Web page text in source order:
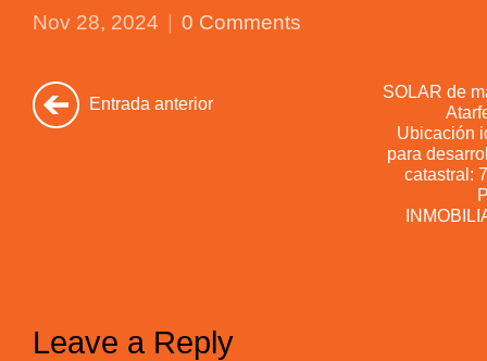
Nov 28, 2024 0 Comments
Entrada anterior
SOLAR de
Ubicación
para
catastral:
Leave a Reply